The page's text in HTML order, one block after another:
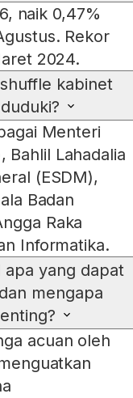
naik 0,47%
Rekor
2024.
kabinet
Menteri
Bahlil Lahadalia
(ESDM),
Badan
Raka
Informatika.
yang dapat
mengapa
acuan oleh